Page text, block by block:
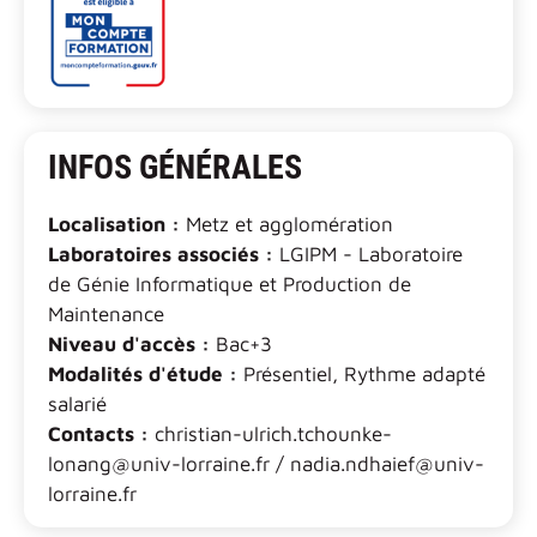
INFOS GÉNÉRALES
Localisation : Metz et agglomération
Laboratoires associés : LGIPM - Laboratoire
de Génie Informatique et Production de
Maintenance
Niveau d'accès : Bac+3
Modalités d'étude : Présentiel, Rythme adapté
salarié
Contacts : christian-ulrich.tchounke-
lonang@univ-lorraine.fr / nadia.ndhaief@univ-
lorraine.fr